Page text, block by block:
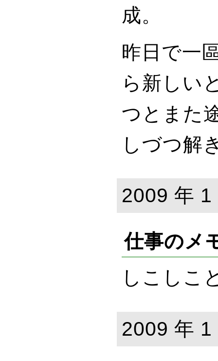
成。
昨日で一
ら新しい
つとまた
しづつ解
2009 年
仕事のメ
しこしこ
2009 年